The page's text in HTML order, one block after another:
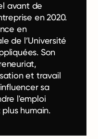
avant de
en 2020.
en
de l’Université
Son
et travail
sa
l'emploi
humain.